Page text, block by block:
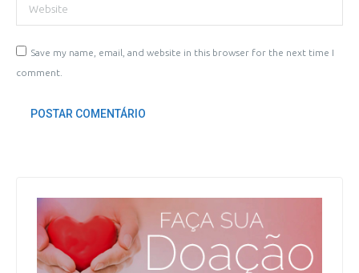
Save my name, email, and website in this browser for the next time I
comment.
POSTAR COMENTÁRIO